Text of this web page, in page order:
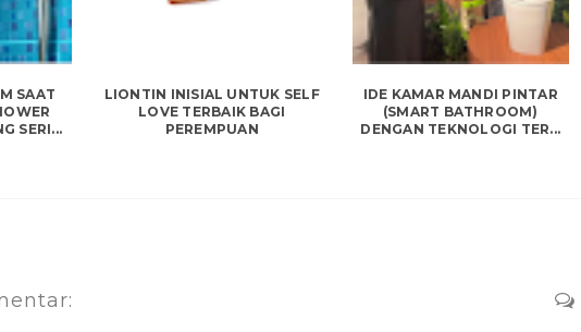
SAAT
SERI...
LIONTIN INISIAL UNTUK SELF
LOVE TERBAIK BAGI
PEREMPUAN
IDE KAMAR MANDI PINTAR
(SMART BATHROOM)
DENGAN TEKNOLOGI TER...